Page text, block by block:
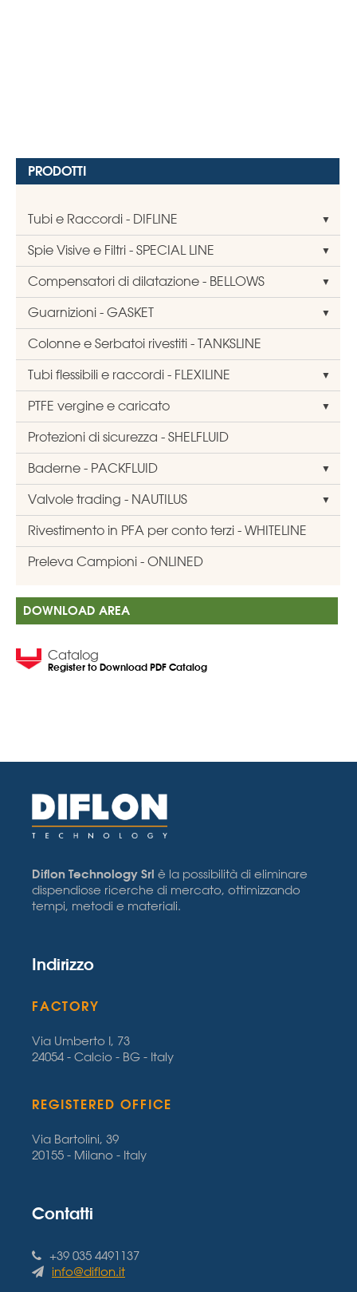
PRODOTTI
Tubi e Raccordi - DIFLINE
Spie Visive e Filtri - SPECIAL LINE
Compensatori di dilatazione - BELLOWS
Guarnizioni - GASKET
Colonne e Serbatoi rivestiti - TANKSLINE
Tubi flessibili e raccordi - FLEXILINE
PTFE vergine e caricato
Protezioni di sicurezza - SHELFLUID
Baderne - PACKFLUID
Valvole trading - NAUTILUS
Rivestimento in PFA per conto terzi - WHITELINE
Preleva Campioni - ONLINED
DOWNLOAD AREA
Catalog
Register to Download PDF Catalog
Diflon Technology Srl è la possibilità di eliminare
dispendiose ricerche di mercato, ottimizzando
tempi, metodi e materiali.
Indirizzo
FACTORY
Via Umberto I, 73
24054 - Calcio - BG - Italy
REGISTERED OFFICE
Via Bartolini, 39
20155 - Milano - Italy
Contatti
+39 035 4491137
info@diflon.it